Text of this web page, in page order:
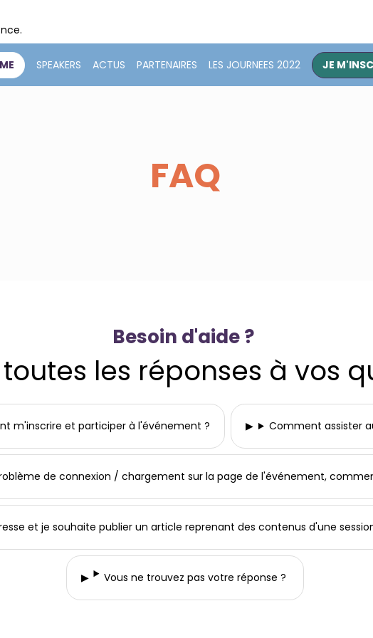
SPEAKERS ACTUS PARTENAIRES LES JOURNEES 2022 JE
FAQ
Besoin d'aide ?
les réponses à vos
m'inscrire et participer à l'événement ? Comment assister
de connexion / chargement sur la page de l'événement,
et je souhaite publier un article reprenant des contenus d'une
Vous ne trouvez pas votre réponse ?